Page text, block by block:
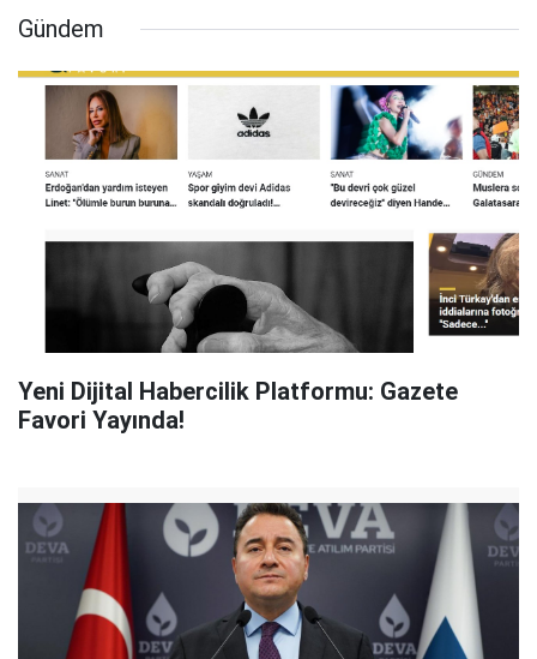
Gündem
Yeni Dijital Habercilik Platformu: Gazete
Favori Yayında!